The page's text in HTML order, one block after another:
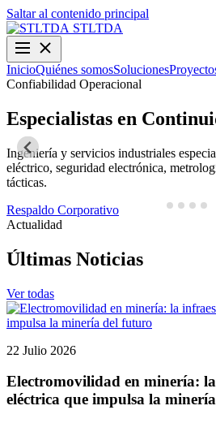
Saltar al contenido principal
STLTDA
InicioQuiénes somosSoluciones
Confiabilidad Operacional
Especialistas en
Ingeniería y servicios industriales
eléctrico, seguridad electrónica,
tácticas.
Respaldo Corporativo
Actualidad
Últimas Noticias
Ver todas
22 Julio 2026
Electromovilidad en minería:
eléctrica que impulsa la